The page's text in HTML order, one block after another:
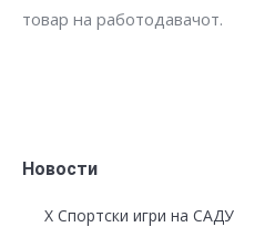
товар на работодавачот.
Новости
X Спортски игри на САДУ